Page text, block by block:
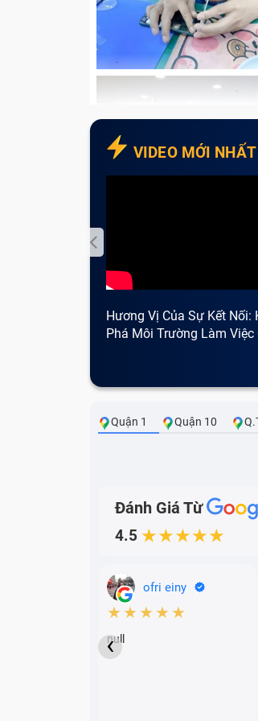
Pin iPhone
Pin iPhone
Giá linh kiện có
điểm. Để nhận báo giá
tư vấn miễn phí và nhanh
Dấu hiệu cần thay
VIDEO MỚI NHẤT
Hương Vị Của Sự Kết Nối:
Phá Môi Trường Làm Việc
Quận 1 Quận 10
Đánh Giá Từ
4.5 ★★★★★
ofri einy
★★★★★
null
‹